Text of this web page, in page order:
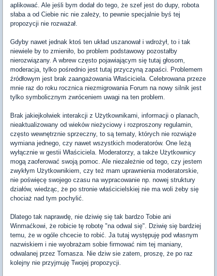
aplikować. Ale jeśli bym dodał do tego, że szef jest do dupy, robota
słaba a od Ciebie nic nie zależy, to pewnie specjalnie byś tej
propozycji nie rozważał.
Gdyby nawet jednak ktoś ten układ uszanował i wdrożył, to i tak
niewiele by to zmieniło, bo problem podstawowy pozostałby
nierozwiązany. A wbrew często pojawiającym się tutaj głosom,
moderacja, tylko pośrednio jest tutaj przyczyną zapaści. Problemem
źródłowym jest brak zaangażowania Właściciela. Celebrowana przeze
mnie raz do roku rocznica niezmigrowania Forum na nowy silnik jest
tylko symbolicznym zwróceniem uwagi na ten problem.
Brak jakiejkolwiek interakcji z Użytkownikami, informacji o planach,
nieaktualizowany od wieków nieżyciowy i rozproszony regulamin,
często wewnętrznie sprzeczny, to są tematy, których nie rozwiąże
wymiana jednego, czy nawet wszystkich moderatorów. One leżą
wyłącznie w gestii Właściciela. Moderatorzy, a także Użytkownicy
mogą zaoferować swoją pomoc. Ale niezależnie od tego, czy jestem
zwykłym Użytkownikiem, czy też mam uprawnienia moderatorskie,
nie poświęcę swojego czasu na wypracowanie np. nowej struktury
działów, wiedząc, że po stronie właścicielskiej nie ma woli żeby się
chociaż nad tym pochylić.
Dlatego tak naprawdę, nie dziwię się tak bardzo Tobie ani
Winmaćkowi, że robicie tę robotę "na odwal się". Dziwię się bardziej
temu, że w ogóle chcecie to robić. Ja tutaj występuję pod własnym
nazwiskiem i nie wyobrażam sobie firmować nim tej maniany,
odwalanej przez Tomasza. Nie dziw sie zatem, proszę, że po raz
kolejny nie przyjmuję Twojej propozycji.